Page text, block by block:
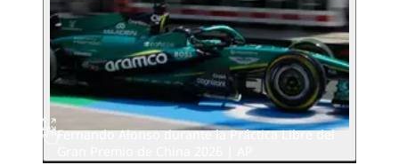
Fernando Alonso durante la Práctica Libre del